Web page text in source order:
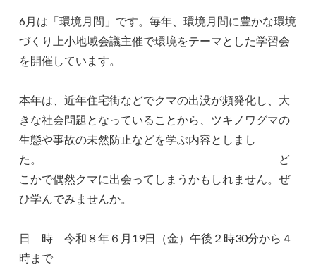
6月は「環境月間」です。毎年、環境月間に豊かな環境
づくり上小地域会議主催で環境をテーマとした学習会
を開催しています。
本年は、近年住宅街などでクマの出没が頻発化し、大
きな社会問題となっていることから、ツキノワグマの
生態や事故の未然防止などを学ぶ内容としまし
た。 ど
こかで偶然クマに出会ってしまうかもしれません。ぜ
ひ学んでみませんか。
日 時 令和８年６月19日（金）午後２時30分から４
時まで